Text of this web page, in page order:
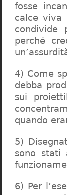
fosse
calce viva
condivide
perché
4) Come
debba
sui
quando
5)
sono stati
6) Per